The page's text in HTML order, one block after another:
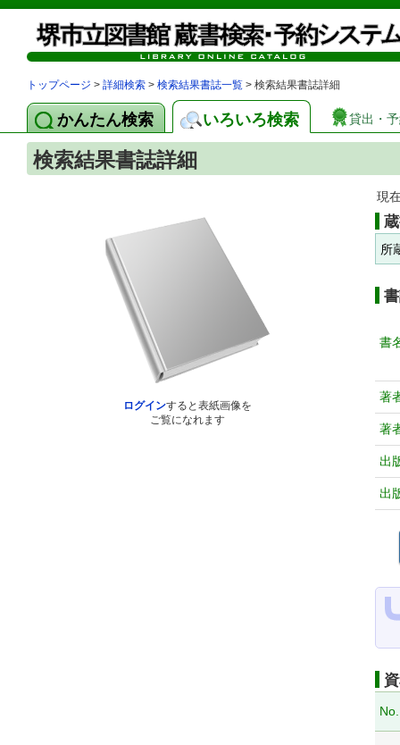
トップページ > 詳細検索 > 検索結果書誌一覧 > 検索結果書誌詳細
かんたん検索 いろいろ検索 貸出・
検索結果書誌詳細
ログインすると表紙画像を
ご覧になれます
現
所
書
著
著
出
出
No.